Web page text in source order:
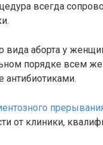
всегда
вида аборта у
порядке всем
антибиотиками.
от клиники,